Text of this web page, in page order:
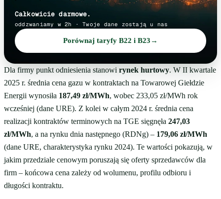
Porównaj taryfy B22 i B23 →
Całkowicie darmowe.
oddzwaniamy w 2h · Twoje dane zostają u nas
Dla firmy punkt odniesienia stanowi rynek hurtowy. W II kwartale
2025 r. średnia cena gazu w kontraktach na Towarowej Giełdzie
Energii wynosiła 187,49 zł/MWh, wobec 233,05 zł/MWh rok
wcześniej (dane URE). Z kolei w całym 2024 r. średnia cena
realizacji kontraktów terminowych na TGE sięgnęła 247,03
zł/MWh, a na rynku dnia następnego (RDNg) – 179,06 zł/MWh
(dane URE, charakterystyka rynku 2024). Te wartości pokazują, w
jakim przedziale cenowym poruszają się oferty sprzedawców dla
firm – końcowa cena zależy od wolumenu, profilu odbioru i
długości kontraktu.